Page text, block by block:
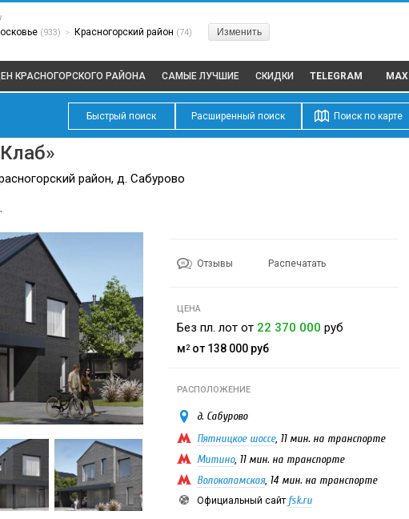
(933) > Красногорский район (74) Изменить
КРАСНОГОРСКОГО РАЙОНА САМЫЕ ЛУЧШИЕ СКИДКИ TELEGRAM MAX
Быстрый поиск Расширенный поиск Поиск по карте
район, д. Сабурово
Отзывы Распечатать
ЦЕНА
Без пл. лот от 22 370 000 руб
м 2 от 138 000 руб
РАСПОЛОЖЕНИЕ
д. Сабурово
Пятницкое шоссе, 11 мин. на транспорте
Митино, 11 мин. на транспорте
Волоколамская, 14 мин. на транспорте
Официальный сайт fsk.ru